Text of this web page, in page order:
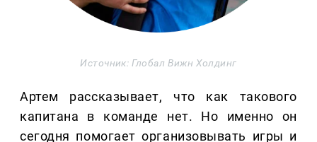
Источник: Глобал Вижн Холдинг
Артем рассказывает, что как такового
капитана в команде нет. Но именно он
сегодня помогает организовывать игры и